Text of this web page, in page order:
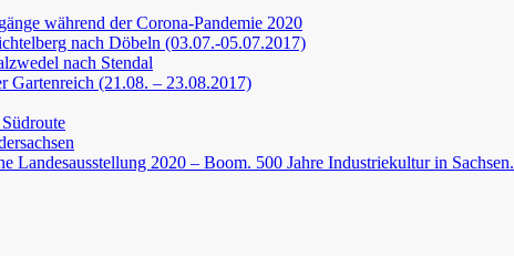
während der Corona-Pandemie 2020
nach Döbeln (03.07.-05.07.2017)
nach Stendal
Gartenreich (21.08. – 23.08.2017)
Landesausstellung 2020 – Boom. 500 Jahre Industriekultur in Sachsen.